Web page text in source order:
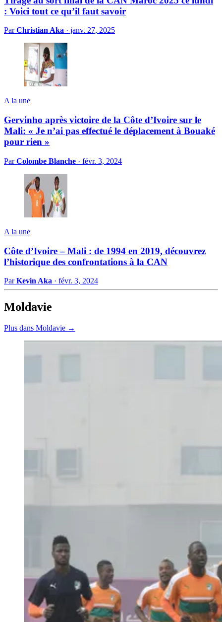
: Voici tout ce qu’il faut savoir
ParChristian Aka · janv. 27, 2025
A la une
Gervinho après victoire de la Côte d’Ivoire sur le
Mali: « Je n’ai pas effectué le déplacement à Bouaké
pour rien »
ParColombe Blanche · févr. 3, 2024
A la une
Côte d’Ivoire – Mali : de 1994 en 2019, découvrez
l’historique des confrontations à la CAN
ParKevin Aka · févr. 3, 2024
Moldavie
Plus dans Moldavie →